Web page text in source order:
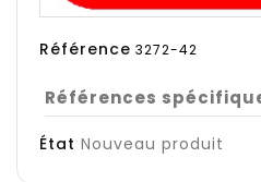
Référence 3272-42
Références
État Nouveau produit